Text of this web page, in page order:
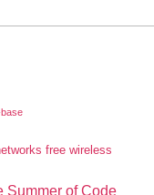
free wireless
Summer of Code